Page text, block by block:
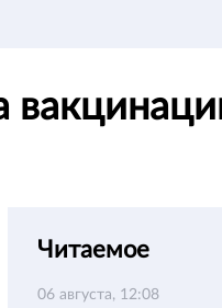
Читаемое
06 августа, 12:08